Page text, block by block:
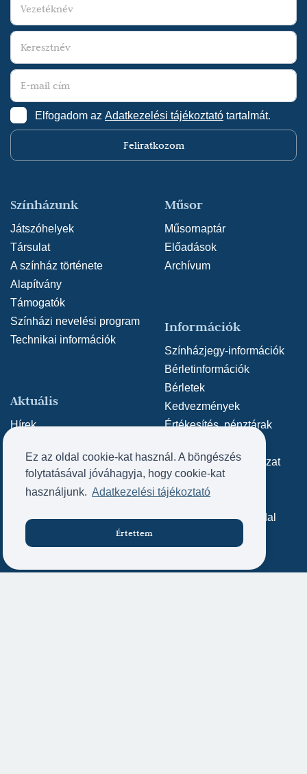
Ez az oldal cookie-kat használ. A böngészés
folytatásával jóváhagyja, hogy cookie-kat
használjunk. Adatkezelési tájékoztató
Értettem
Jegyvásárlás
Elfogadom az Adatkezelési tájékoztató tartalmát.
Feliratkozom
Színházunk
Játszóhelyek
Társulat
A színház története
Alapítvány
Támogatók
Színházi nevelési program
Technikai információk
Műsor
Műsornaptár
Előadások
Archívum
Aktuális
Hírek
Információk
Színházjegy-információk
Bérletinformációk
Bérletek
Kedvezmények
Értékesítés, pénztárak
Adatvédelmi nyilatkozat
Közérdekű adatok
Archív weboldal
Archív SZÍN-TÁR oldal
Kapcsolat
Impresszum